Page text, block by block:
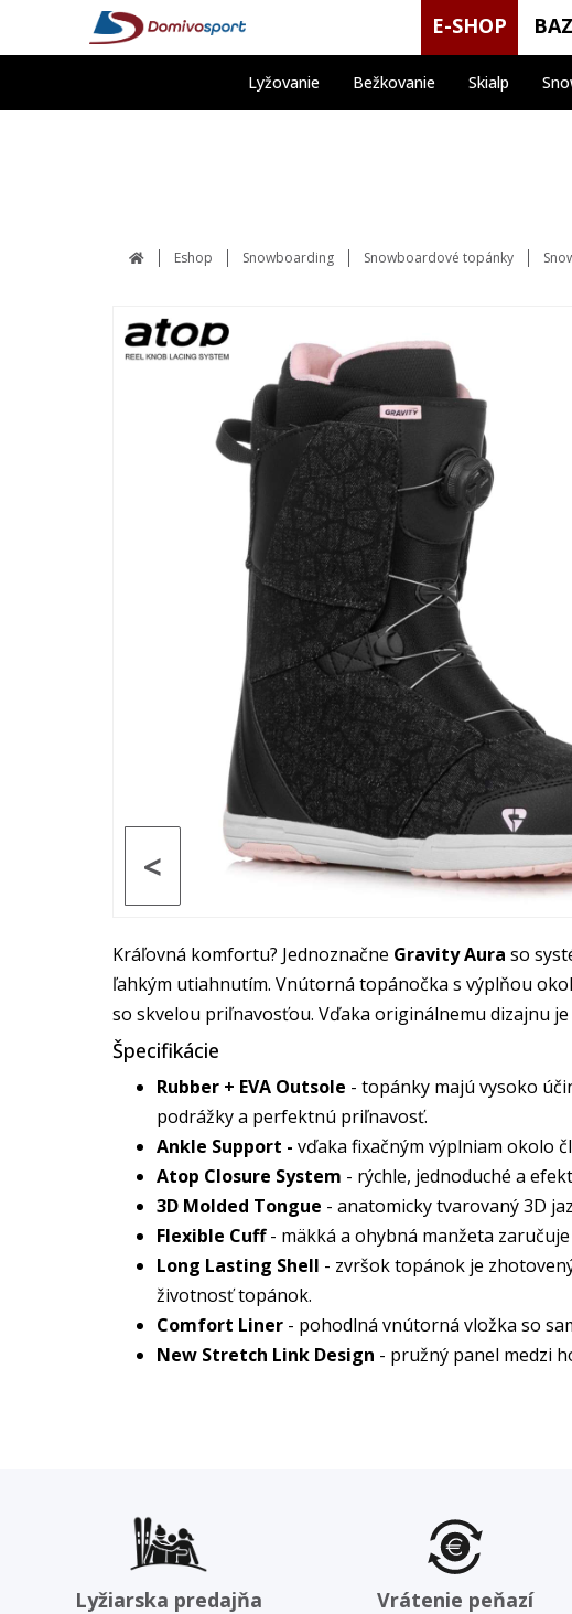
E-SHOP
Lyžovanie Bežkovanie Skialp
Eshop Snowboarding Snowboardové topánky
<
Kráľovná komfortu? Jednoznačne Gravity Aura so
ľahkým utiahnutím. Vnútorná topánočka s výplňou
so skvelou priľnavosťou. Vďaka originálnemu dizajnu
Špecifikácie
Rubber + EVA Outsole - topánky majú vysoko
podrážky a perfektnú priľnavosť.
Ankle Support - vďaka fixačným výplniam okolo
Atop Closure System - rýchle, jednoduché a
3D Molded Tongue - anatomicky tvarovaný 3D
Flexible Cuff- mäkká a ohybná manžeta
Long Lasting Shell - zvršok topánok je
životnosť topánok.
Comfort Liner - pohodlná vnútorná vložka so
New Stretch Link Design - pružný panel medzi
Lyžiarska predajňa Vrátenie peňazí